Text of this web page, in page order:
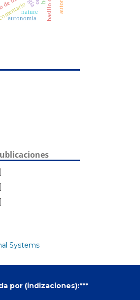
nisanature
autonomía
Systems
por (indizaciones):***